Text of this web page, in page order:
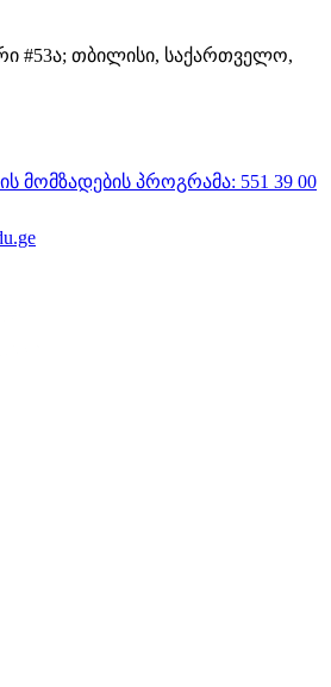
#53ა; თბილისი, საქართველო,
მომზადების პროგრამა: 551 39 00